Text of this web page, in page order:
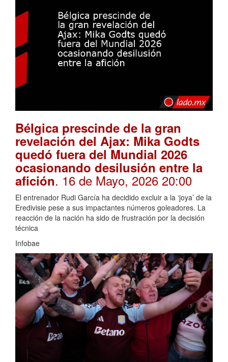
Bélgica prescinde de la gran
revelación del Ajax: Mika Godts
quedó fuera del Mundial 2026
ocasionando desilusión entre la
afición. 16 de Mayo, 2026 20:00
El entrenador Rudi García ha decidido excluir a la ‘joya’ de la
Eredivisie pese a sus impactantes números goleadores. La
reacción de la nación ha sido de frustración por la decisión
técnica
Infobae